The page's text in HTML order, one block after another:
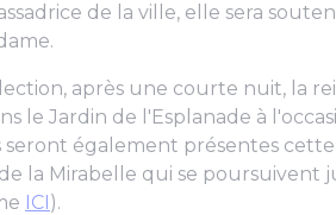
de la ville, elle sera
après une courte nuit, la
le Jardin de l'Esplanade à
seront également présentes
la Mirabelle qui se poursuivent
ICI).